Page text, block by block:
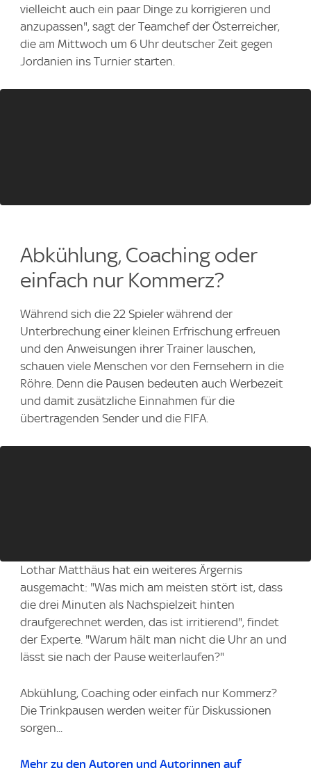
vielleicht auch ein paar Dinge zu korrigieren und
anzupassen", sagt der Teamchef der Österreicher,
die am Mittwoch um 6 Uhr deutscher Zeit gegen
Jordanien ins Turnier starten.
Abkühlung, Coaching oder
einfach nur Kommerz?
Während sich die 22 Spieler während der
Unterbrechung einer kleinen Erfrischung erfreuen
und den Anweisungen ihrer Trainer lauschen,
schauen viele Menschen vor den Fernsehern in die
Röhre. Denn die Pausen bedeuten auch Werbezeit
und damit zusätzliche Einnahmen für die
übertragenden Sender und die FIFA.
Lothar Matthäus hat ein weiteres Ärgernis
ausgemacht: "Was mich am meisten stört ist, dass
die drei Minuten als Nachspielzeit hinten
draufgerechnet werden, das ist irritierend", findet
der Experte. "Warum hält man nicht die Uhr an und
lässt sie nach der Pause weiterlaufen?"
Abkühlung, Coaching oder einfach nur Kommerz?
Die Trinkpausen werden weiter für Diskussionen
sorgen...
Mehr zu den Autoren und Autorinnen auf